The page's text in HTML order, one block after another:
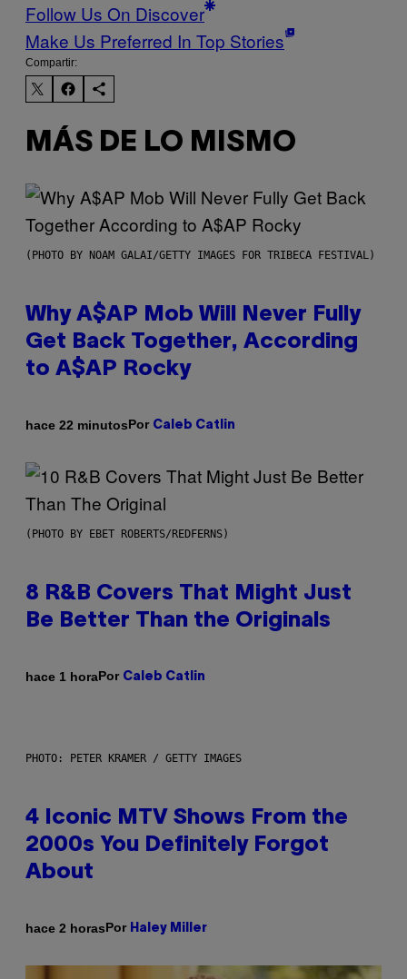
Follow Us On Discover
Make Us Preferred In Top Stories
Compartir:
MÁS DE LO MISMO
(PHOTO BY NOAM GALAI/GETTY IMAGES FOR TRIBECA FESTIVAL)
Why A$AP Mob Will Never Fully
Get Back Together, According
to A$AP Rocky
hace 22 minutosPor Caleb Catlin
(PHOTO BY EBET ROBERTS/REDFERNS)
8 R&B Covers That Might Just
Be Better Than the Originals
hace 1 horaPor Caleb Catlin
PHOTO: PETER KRAMER / GETTY IMAGES
4 Iconic MTV Shows From the
2000s You Definitely Forgot
About
hace 2 horasPor Haley Miller